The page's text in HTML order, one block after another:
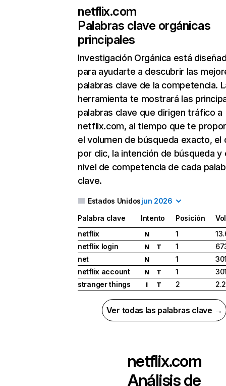
netflix.com
Palabras clave orgánicas
principales
Investigación Orgánica está
para ayudarte a descubrir las
palabras clave de la competencia.
herramienta te mostrará las
palabras clave que dirigen tráfico a
netflix.com, al tiempo que te
el volumen de búsqueda exacto, el
por clic, la intención de búsqueda y
nivel de competencia de cada
clave.
Estados Unidosjun 2026
Palabra clave Intento Posición
netflix
N 1
netflix login
N T 1
net
N 1
netflix account
N T 1
stranger things
I T 2
Ver todas las palabras clave →
netflix.com
Análisis de